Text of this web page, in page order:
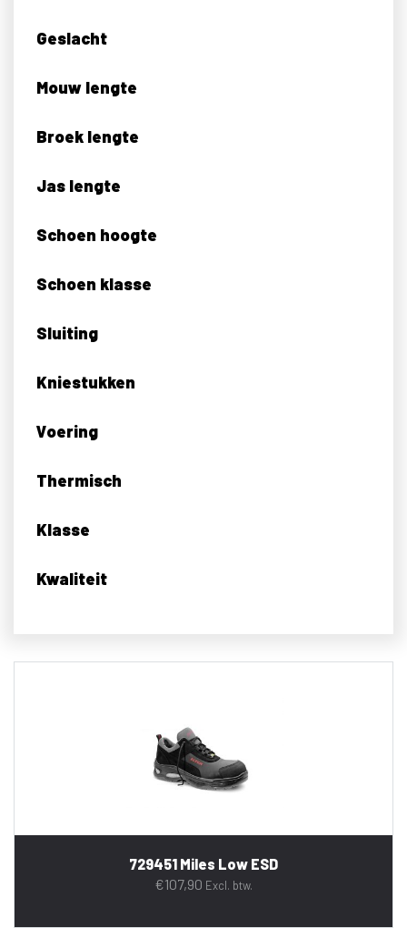
Geslacht
Mouw lengte
Broek lengte
Jas lengte
Schoen hoogte
Schoen klasse
Sluiting
Kniestukken
Voering
Thermisch
Klasse
Kwaliteit
729451 Miles Low ESD
€107,90 Excl. btw.